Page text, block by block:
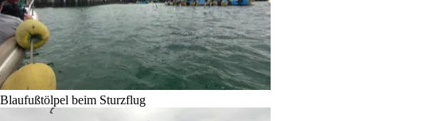
Blaufußtölpel beim Sturzflug